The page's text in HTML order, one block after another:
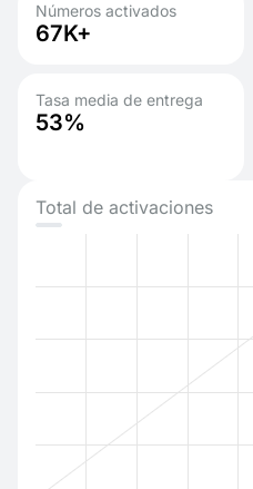
Números activados
67K+
Tasa media de entrega
53%
Total de activaciones